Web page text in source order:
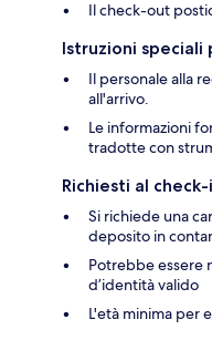
Il check-out
Istruzioni speciali
Il personale alla
all'arrivo.
Le informazioni
tradotte con
Richiesti al check-
Si richiede una
deposito in
Potrebbe essere
d’identità valido
L'età minima per